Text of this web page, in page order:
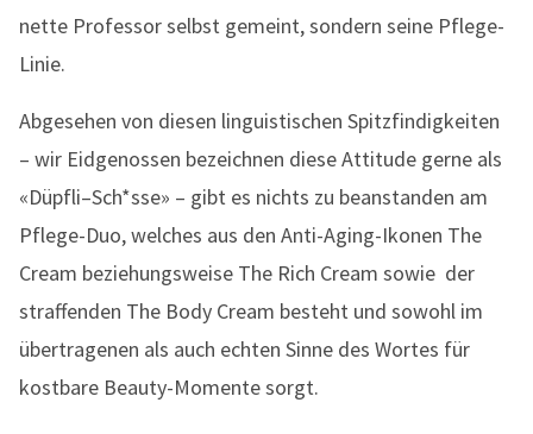
nette Professor selbst gemeint, sondern seine Pflege-
Linie.
Abgesehen von diesen linguistischen Spitzfindigkeiten
– wir Eidgenossen bezeichnen diese Attitude gerne als
«Düpfli–Sch*sse» – gibt es nichts zu beanstanden am
Pflege-Duo, welches aus den Anti-Aging-Ikonen The
Cream beziehungsweise The Rich Cream sowie der
straffenden The Body Cream besteht und sowohl im
übertragenen als auch echten Sinne des Wortes für
kostbare Beauty-Momente sorgt.